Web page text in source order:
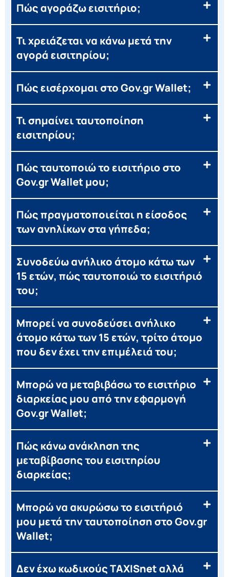
Πώς αγοράζω εισιτήριο;
Τι χρειάζεται να κάνω μετά την
αγορά εισιτηρίου;
Πώς εισέρχομαι στο Gov.gr Wallet;
Τι σημαίνει ταυτοποίηση
εισιτηρίου;
Πώς ταυτοποιώ το εισιτήριο στο
Gov.gr Wallet μου;
Πώς πραγματοποιείται η είσοδος
των ανηλίκων στα γήπεδα;
Συνοδεύω ανήλικο άτομο κάτω των
15 ετών, πώς ταυτοποιώ το εισιτήριό
του;
Μπορεί να συνοδεύσει ανήλικο
άτομο κάτω των 15 ετών, τρίτο άτομο
που δεν έχει την επιμέλειά του;
Μπορώ να μεταβιβάσω το εισιτήριο
διαρκείας μου από την εφαρμογή
Gov.gr Wallet;
Πώς κάνω ανάκληση της
μεταβίβασης του εισιτηρίου
διαρκείας;
Μπορώ να ακυρώσω το εισιτήριό
μου μετά την ταυτοποίηση στο Gov.gr
Wallet;
Δεν έχω κωδικούς TAXISnet αλλά